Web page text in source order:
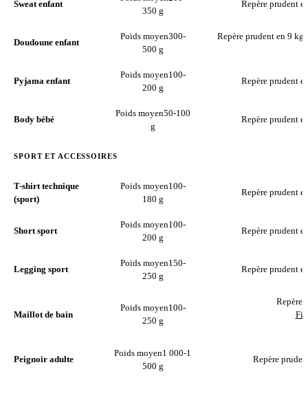
Sweat enfant
350 g
Repère prudent
Doudoune enfant
Poids moyen300-
500 g
Repère prudent en 9 kg
Pyjama enfant
Poids moyen100-
200 g
Repère prudent
Body bébé
Poids moyen50-100
g
Repère prudent
SPORT ET ACCESSOIRES
T-shirt technique
(sport)
Poids moyen100-
180 g
Repère prudent
Short sport
Poids moyen100-
200 g
Repère prudent
Legging sport
Poids moyen150-
250 g
Repère prudent
Maillot de bain
Poids moyen100-
250 g
Repère
Peignoir adulte
Poids moyen1 000-1
500 g
Repère